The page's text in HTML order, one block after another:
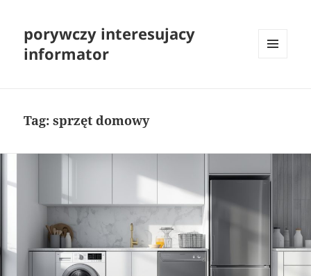
porywczy interesujacy
informator
Tag:sprzęt domowy